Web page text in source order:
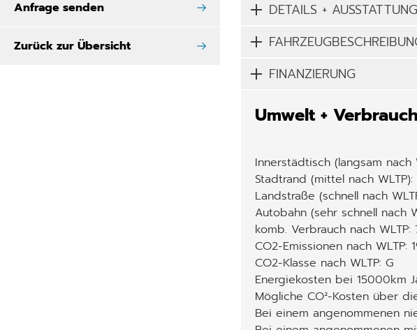
Anfrage senden
Zurück zur Übersicht
DETAILS + AUSSTATTUNG
FINANZIERUNG
Umwelt +
Innerstädtisch (langsam nach
Stadtrand (mittel nach
Landstraße (schnell nach
Autobahn (sehr schnell nach
komb. Verbrauch nach WLTP:
CO2-Emissionen nach WLTP:
CO2-Klasse nach WLTP: G
Energiekosten bei 15000km
Mögliche CO²-Kosten über
Bei einem angenommenen